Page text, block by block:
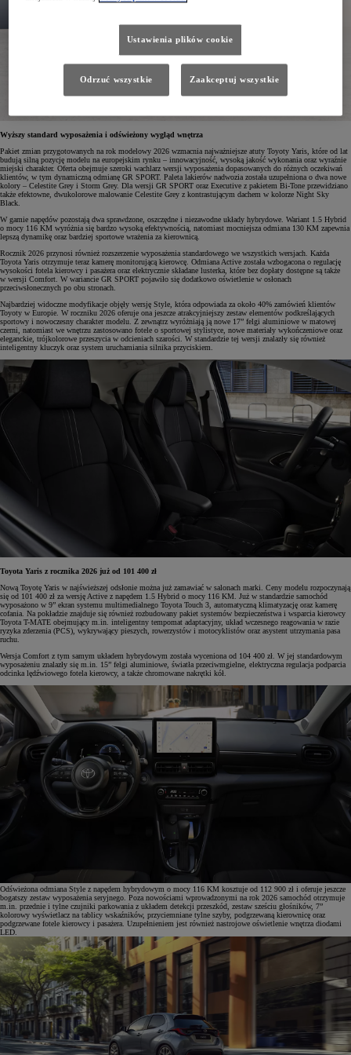
Wyższy standard wyposażenia i odświeżony wygląd wnętrza
Pakiet zmian przygotowanych na rok modelowy 2026 wzmacnia najważniejsze atuty Toyoty Yaris, które od lat
budują silną pozycję modelu na europejskim rynku – innowacyjność, wysoką jakość wykonania oraz wyraźnie
miejski charakter. Oferta obejmuje szeroki wachlarz wersji wyposażenia dopasowanych do różnych oczekiwań
klientów, w tym dynamiczną odmianę GR SPORT. Paleta lakierów nadwozia została uzupełniona o dwa nowe
kolory – Celestite Grey i Storm Grey. Dla wersji GR SPORT oraz Executive z pakietem Bi-Tone przewidziano
także efektowne, dwukolorowe malowanie Celestite Grey z kontrastującym dachem w kolorze Night Sky
Black.
W gamie napędów pozostają dwa sprawdzone, oszczędne i niezawodne układy hybrydowe. Wariant 1.5 Hybrid
o mocy 116 KM wyróżnia się bardzo wysoką efektywnością, natomiast mocniejsza odmiana 130 KM zapewnia
lepszą dynamikę oraz bardziej sportowe wrażenia za kierownicą.
Rocznik 2026 przynosi również rozszerzenie wyposażenia standardowego we wszystkich wersjach. Każda
Toyota Yaris otrzymuje teraz kamerę monitorującą kierowcę. Odmiana Active została wzbogacona o regulację
wysokości fotela kierowcy i pasażera oraz elektrycznie składane lusterka, które bez dopłaty dostępne są także
w wersji Comfort. W wariancie GR SPORT pojawiło się dodatkowo oświetlenie w osłonach
przeciwsłonecznych po obu stronach.
Najbardziej widoczne modyfikacje objęły wersję Style, która odpowiada za około 40% zamówień klientów
Toyoty w Europie. W roczniku 2026 oferuje ona jeszcze atrakcyjniejszy zestaw elementów podkreślających
sportowy i nowoczesny charakter modelu. Z zewnątrz wyróżniają ją nowe 17” felgi aluminiowe w matowej
czerni, natomiast we wnętrzu zastosowano fotele o sportowej stylistyce, nowe materiały wykończeniowe oraz
eleganckie, trójkolorowe przeszycia w odcieniach szarości. W standardzie tej wersji znalazły się również
inteligentny kluczyk oraz system uruchamiania silnika przyciskiem.
Toyota Yaris z rocznika 2026 już od 101 400 zł
Nową Toyotę Yaris w najświeższej odsłonie można już zamawiać w salonach marki. Ceny modelu rozpoczynają
się od 101 400 zł za wersję Active z napędem 1.5 Hybrid o mocy 116 KM. Już w standardzie samochód
wyposażono w 9” ekran systemu multimedialnego Toyota Touch 3, automatyczną klimatyzację oraz kamerę
cofania. Na pokładzie znajduje się również rozbudowany pakiet systemów bezpieczeństwa i wsparcia kierowcy
Toyota T-MATE obejmujący m.in. inteligentny tempomat adaptacyjny, układ wczesnego reagowania w razie
ryzyka zderzenia (PCS), wykrywający pieszych, rowerzystów i motocyklistów oraz asystent utrzymania pasa
ruchu.
Wersja Comfort z tym samym układem hybrydowym została wyceniona od 104 400 zł. W jej standardowym
wyposażeniu znalazły się m.in. 15” felgi aluminiowe, światła przeciwmgielne, elektryczna regulacja podparcia
odcinka lędźwiowego fotela kierowcy, a także chromowane nakrętki kół.
Odświeżona odmiana Style z napędem hybrydowym o mocy 116 KM kosztuje od 112 900 zł i oferuje jeszcze
bogatszy zestaw wyposażenia seryjnego. Poza nowościami wprowadzonymi na rok 2026 samochód otrzymuje
m.in. przednie i tylne czujniki parkowania z układem detekcji przeszkód, zestaw sześciu głośników, 7”
kolorowy wyświetlacz na tablicy wskaźników, przyciemniane tylne szyby, podgrzewaną kierownicę oraz
podgrzewane fotele kierowcy i pasażera. Uzupełnieniem jest również nastrojowe oświetlenie wnętrza diodami
LED.
Ustawienia plików cookie
Odrzuć wszystkie Zaakceptuj wszystkie